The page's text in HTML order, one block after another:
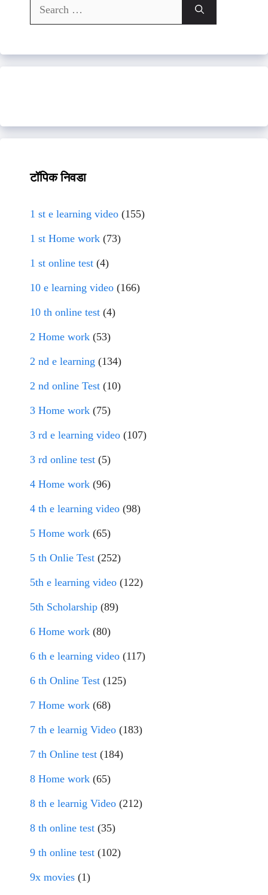
Search
for:
टॉपिक निवडा
1 st e learning video (155)
1 st Home work (73)
1 st online test (4)
10 e learning video (166)
10 th online test (4)
2 Home work (53)
2 nd e learning (134)
2 nd online Test (10)
3 Home work (75)
3 rd e learning video (107)
3 rd online test (5)
4 Home work (96)
4 th e learning video (98)
5 Home work (65)
5 th Onlie Test (252)
5th e learning video (122)
5th Scholarship (89)
6 Home work (80)
6 th e learning video (117)
6 th Online Test (125)
7 Home work (68)
7 th e learnig Video (183)
7 th Online test (184)
8 Home work (65)
8 th e learnig Video (212)
8 th online test (35)
9 th online test (102)
9x movies (1)